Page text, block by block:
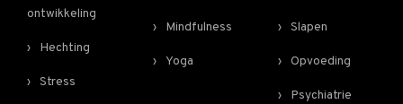
ontwikkeling
Hechting
Stress
Mindfulness
Yoga
Slapen
Opvoeding
Psychiatrie